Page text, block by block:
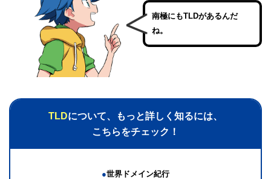
南極にもTLDがあるんだ
ね。
TLDについて、もっと詳しく知るには、
こちらをチェック！
●世界ドメイン紀行